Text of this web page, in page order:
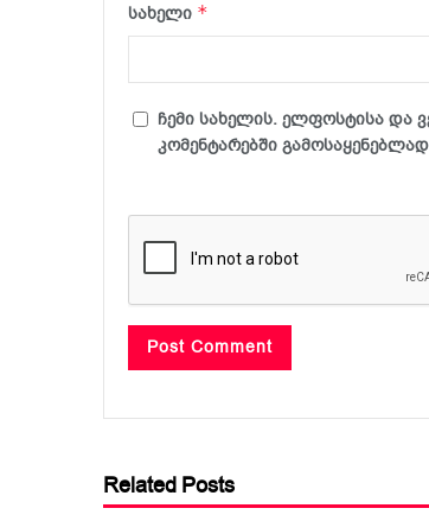
სახელი *
ჩემი სახელის. ელფოსტისა და
კომენტარებში
Related Posts